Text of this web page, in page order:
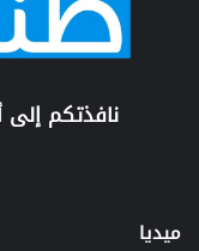
نافذتكم
ميديا